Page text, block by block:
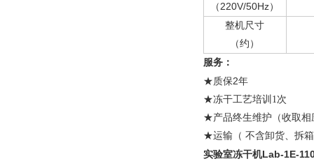
（220V/50Hz）
整机尺寸
（约）
服务：
★质保2年
★冻干工艺培训1次
★产品终生维护（收
★运输（ 不含卸货、拆
实验室冻干机Lab-1E-